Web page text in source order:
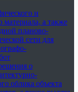
и
материала, а также
планово-
сети для
о
облика объекта